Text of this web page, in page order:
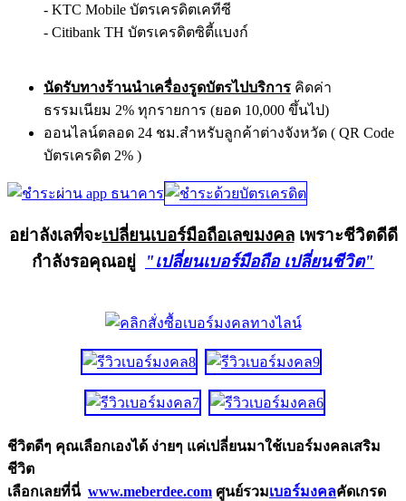
- KTC Mobile บัตรเครดิตเคทีซี
- Citibank TH บัตรเครดิตซิตี้แบงก์
นัดรับทางร้านนำเครื่องรูดบัตรไปบริการ คิดค่า
ธรรมเนียม 2% ทุกรายการ (ยอด 10,000 ขึ้นไป)
ออนไลน์ตลอด 24 ชม.สำหรับลูกค้าต่างจังหวัด ( QR Code
บัตรเครดิต 2% )
อย่าลังเลที่จะเปลี่ยนเบอร์มือถือเลขมงคลเพราะชีวิตดีดี
กำลังรอคุณอยู่
"เปลี่ยนเบอร์มือถือ เปลี่ยนชีวิต"
ชีวิตดีๆ คุณเลือกเองได้ ง่ายๆ แค่เปลี่ยนมาใช้เบอร์มงคลเสริม
ชีวิต
เลือกเลยที่นี่ www.meberdee.com ศูนย์รวมเบอร์มงคลคัดเกรด